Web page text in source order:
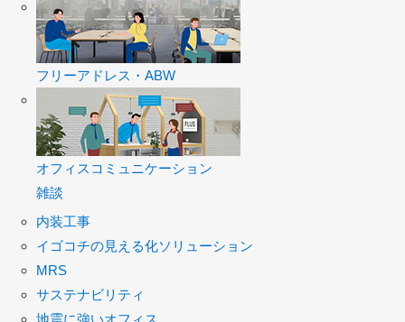
フリーアドレス・ABW
オフィスコミュニケーション
雑談
内装工事
イゴコチの見える化ソリューション
MRS
サステナビリティ
地震に強いオフィス